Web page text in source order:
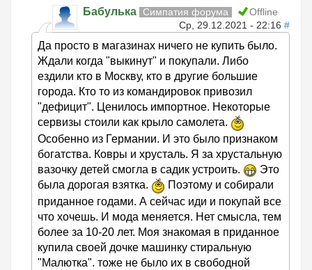
Бабулька Симпатия форума
Offline
Ср, 29.12.2021 - 22:16 #
Да просто в магазинах ничего не купить было.
Ждали когда "выкинут" и покупали. Либо
ездили кто в Москву, кто в другие большие
города. Кто то из командировок привозил
"дефицит". Ценилось импортное. Некоторые
сервизы стоили как крыло самолета.
Особенно из Германии. И это было признаком
богатства. Ковры и хрусталь. Я за хрустальную
вазочку детей смогла в садик устроить.
Это
была дорогая взятка.
Поэтому и собирали
приданное годами. А сейчас иди и покупай все
что хочешь. И мода меняется. Нет смысла, тем
более за 10-20 лет. Моя знакомая в приданное
купила своей дочке машинку стиральную
"Малютка". тоже не было их в свободной